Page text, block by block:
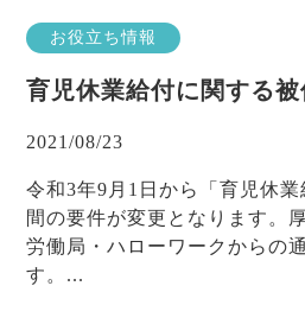
お役立ち情報
育児休業給付に関する被
2021/08/23
令和3年9月1日から「育児休
間の要件が変更となります。
労働局・ハローワークからの
す。...